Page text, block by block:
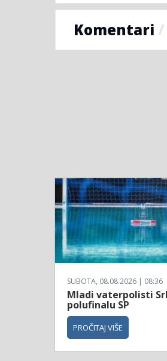
Komentari /
SUBOTA, 08.08.2026 | 08:36
Mladi vaterpolisti
polufinalu SP
PROČITAJ VIŠE